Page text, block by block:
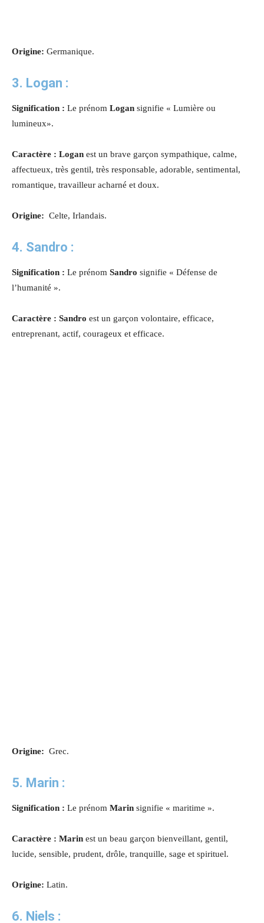
Origine: Germanique.
3. Logan :
Signification : Le prénom Logan signifie « Lumière ou
lumineux».
Caractère : Logan est un brave garçon sympathique, calme,
affectueux, très gentil, très responsable, adorable, sentimental,
romantique, travailleur acharné et doux.
Origine: Celte, Irlandais.
4. Sandro :
Signification : Le prénom Sandro signifie « Défense de
l’humanité ».
Caractère : Sandro est un garçon volontaire, efficace,
entreprenant, actif, courageux et efficace.
Origine: Grec.
5. Marin :
Signification : Le prénom Marin signifie « maritime ».
Caractère : Marin est un beau garçon bienveillant, gentil,
lucide, sensible, prudent, drôle, tranquille, sage et spirituel.
Origine: Latin.
6. Niels :